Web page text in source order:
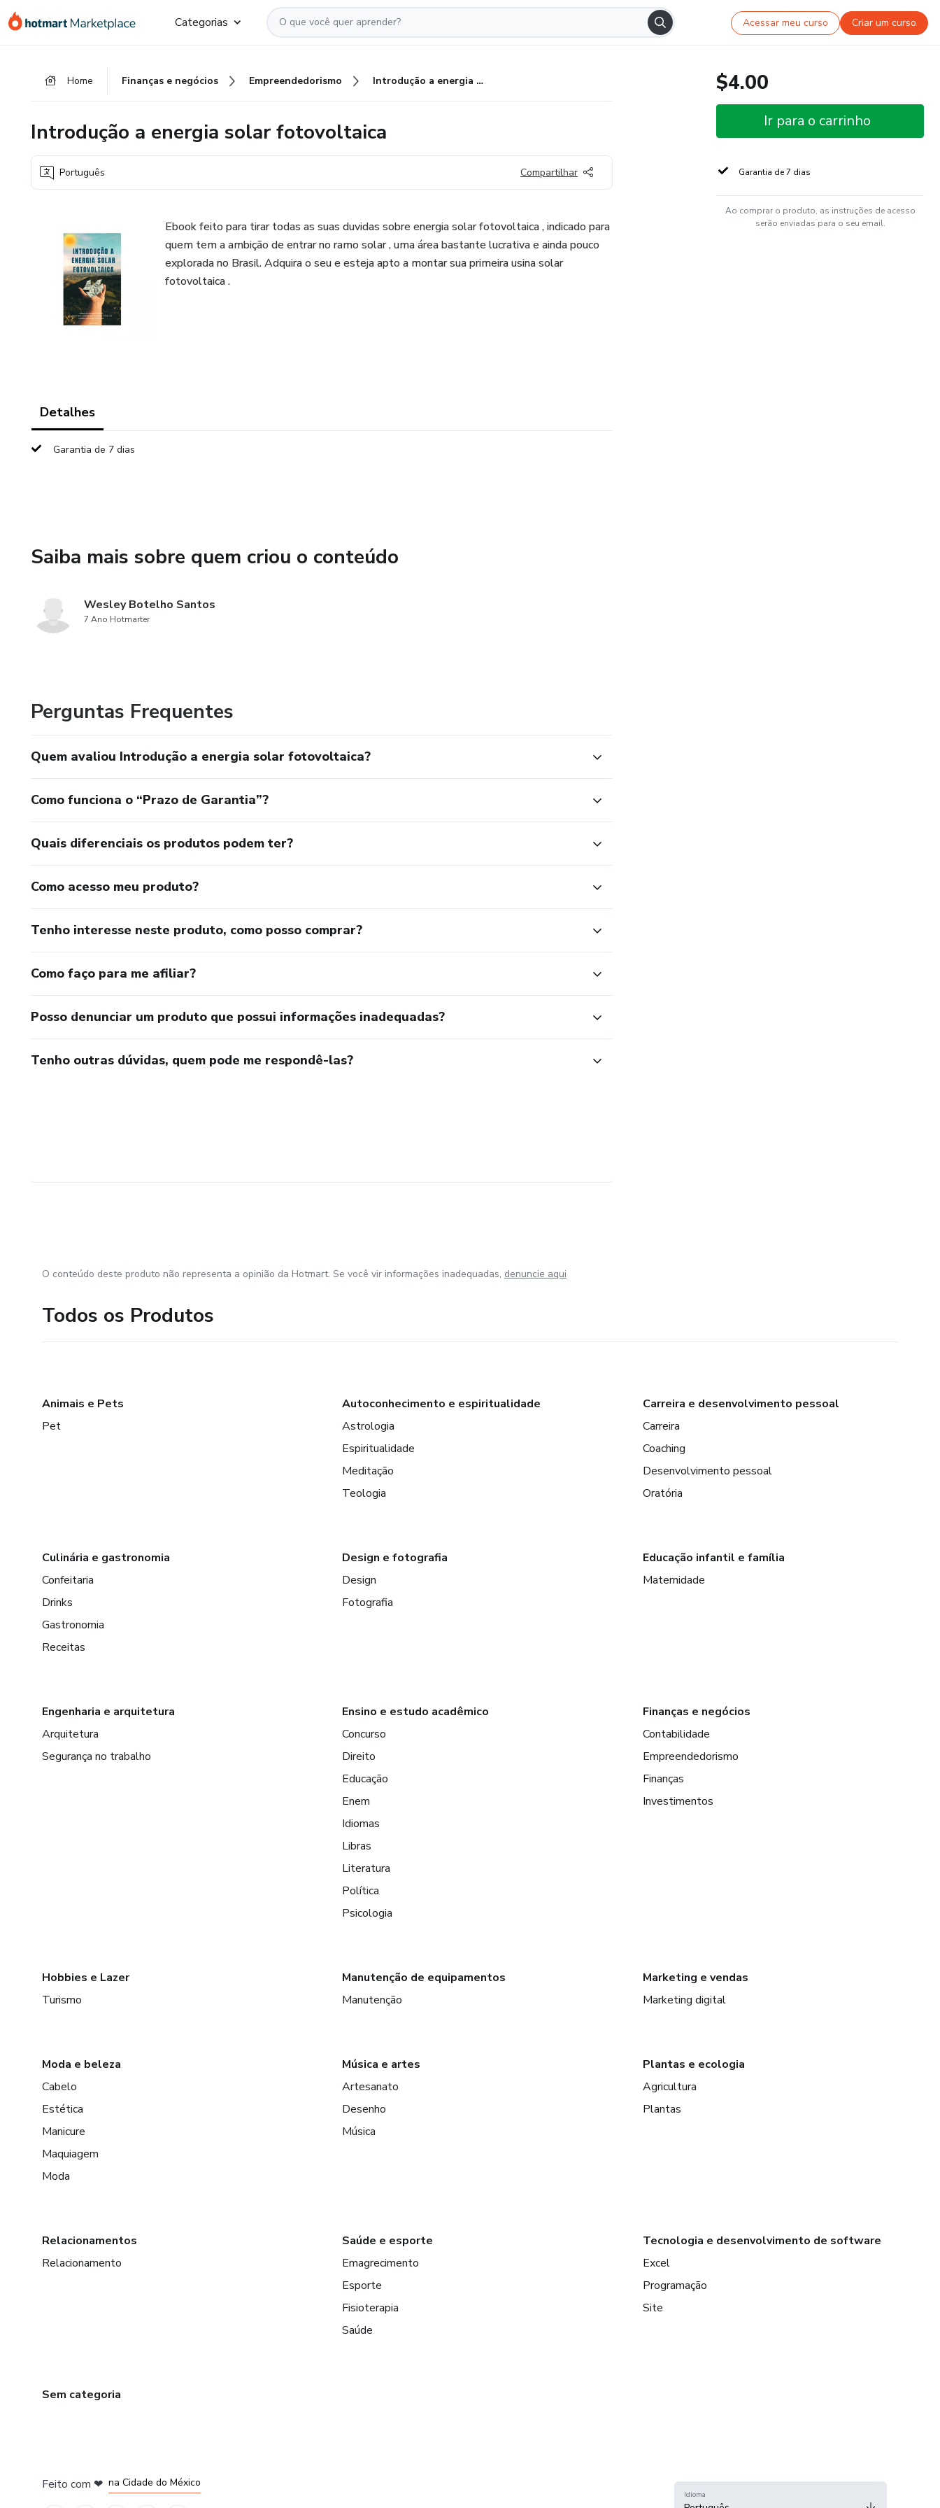
para
para
para
Categorias Acessar meu curso Criar um curso
Home Finanças e negócios Empreendedorismo Introdução a energia solar fotovoltaica
Introdução a energia solar fotovoltaica
Português Compartilhar
Ebook feito para tirar todas as suas duvidas sobre energia solar fotovoltaica , indicado para
quem tem a ambição de entrar no ramo solar , uma área bastante lucrativa e ainda pouco
explorada no Brasil. Adquira o seu e esteja apto a montar sua primeira usina solar
fotovoltaica .
Detalhes
Garantia de 7 dias
Saiba mais sobre quem criou o conteúdo
Wesley Botelho Santos
7 Ano Hotmarter
Perguntas Frequentes
Quem avaliou Introdução a energia solar fotovoltaica?
Como funciona o “Prazo de Garantia”?
Quais diferenciais os produtos podem ter?
Como acesso meu produto?
Tenho interesse neste produto, como posso comprar?
Como faço para me afiliar?
Posso denunciar um produto que possui informações inadequadas?
Tenho outras dúvidas, quem pode me respondê-las?
$4.00
Ir para o carrinho
Garantia de 7 dias
Ao comprar o produto, as instruções de acesso
serão enviadas para o seu email.
O conteúdo deste produto não representa a opinião da Hotmart. Se você vir informações inadequadas, denuncie aqui
Todos os Produtos
Animais e Pets
Pet
Autoconhecimento e espiritualidade
Astrologia
Espiritualidade
Meditação
Teologia
Carreira e desenvolvimento pessoal
Carreira
Coaching
Desenvolvimento pessoal
Oratória
Culinária e gastronomia
Confeitaria
Drinks
Gastronomia
Receitas
Design e fotografia
Design
Fotografia
Educação infantil e família
Maternidade
Engenharia e arquitetura
Arquitetura
Segurança no trabalho
Ensino e estudo acadêmico
Concurso
Direito
Educação
Enem
Idiomas
Libras
Literatura
Política
Psicologia
Finanças e negócios
Contabilidade
Empreendedorismo
Finanças
Investimentos
Hobbies e Lazer
Turismo
Manutenção de equipamentos
Manutenção
Marketing e vendas
Marketing digital
Moda e beleza
Cabelo
Estética
Manicure
Maquiagem
Moda
Música e artes
Artesanato
Desenho
Música
Plantas e ecologia
Agricultura
Plantas
Relacionamentos
Relacionamento
Saúde e esporte
Emagrecimento
Esporte
Fisioterapia
Saúde
Tecnologia e desenvolvimento de software
Excel
Programação
Site
Sem categoria
Feito com ❤ na Cidade do México
Idioma